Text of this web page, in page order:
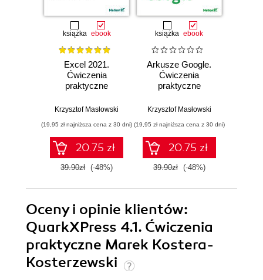
książka ebook
Excel 2021.
Ćwiczenia
praktyczne
Krzysztof Masłowski
(19,95 zł najniższa cena z 30 dni)
20.75 zł
39.90zł (-48%)
książka ebook
Arkusze Google.
Ćwiczenia
praktyczne
Krzysztof Masłowski
(19,95 zł najniższa cena z 30 dni)
20.75 zł
39.90zł (-48%)
Oceny i opinie klientów:
QuarkXPress 4.1. Ćwiczenia
praktyczne Marek Kostera-
Kosterzewski